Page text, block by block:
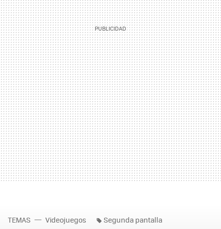
TEMAS Videojuegos Segunda pantalla